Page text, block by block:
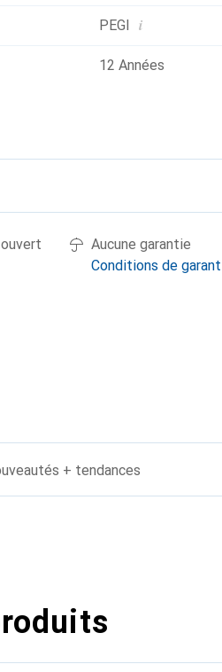
PEGI i
12 Années
Aucune garantie
Conditions de
+ tendances